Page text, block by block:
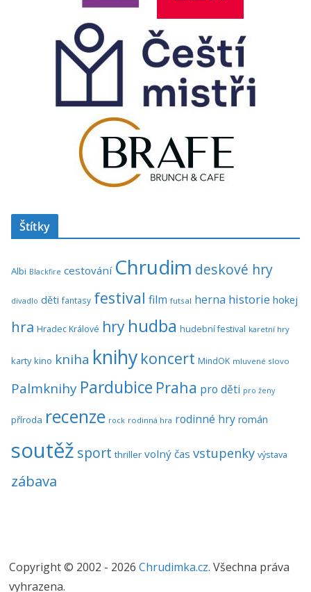
Štítky
Albi Blackfire cestování Chrudim deskové hry
divadlo děti fantasy festival film futsal herna historie hokej
hra Hradec Králové hry hudba hudební festival karetní hry
karty kino kniha knihy koncert MindOK mluvené slovo
Palmknihy Pardubice Praha pro děti pro ženy
příroda recenze rock rodinná hra rodinné hry román
soutěž sport thriller volný čas vstupenky výstava
zábava
Copyright © 2002 - 2026Chrudimka.cz. Všechna práva
vyhrazena.